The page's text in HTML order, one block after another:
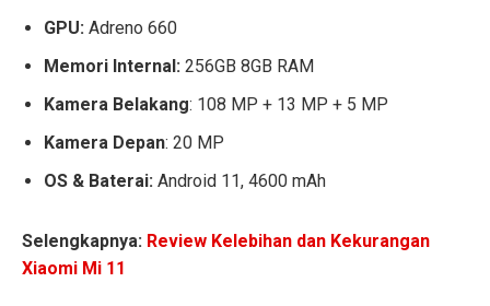
GPU: Adreno 660
Memori Internal: 256GB 8GB RAM
Kamera Belakang: 108 MP + 13 MP + 5 MP
Kamera Depan: 20 MP
OS & Baterai: Android 11, 4600 mAh
Selengkapnya: Review Kelebihan dan Kekurangan
Xiaomi Mi 11